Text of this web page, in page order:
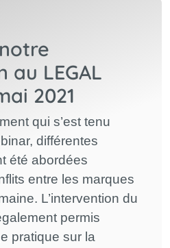
LEGAL
2021
qui s’est tenu
différentes
été abordées
entre les marques
L’intervention du
permis
pratique sur la